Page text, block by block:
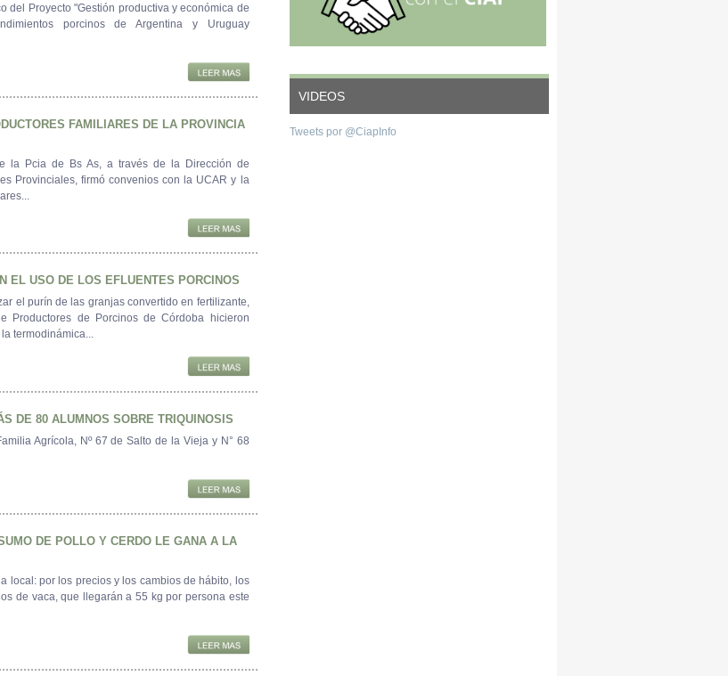
del Proyecto "Gestión productiva y económica de
porcinos de Argentina y Uruguay
FAMILIARES DE LA PROVINCIA
la Pcia de Bs As, a través de la Dirección de
Provinciales, firmó convenios con la UCAR y la
EL USO DE LOS EFLUENTES PORCINOS
el purín de las granjas convertido en fertilizante,
Productores de Porcinos de Córdoba hicieron
termodinámica...
DE 80 ALUMNOS SOBRE TRIQUINOSIS
Agrícola, Nº 67 de Salto de la Vieja y N° 68
DE POLLO Y CERDO LE GANA A LA
local: por los precios y los cambios de hábito, los
de vaca, que llegarán a 55 kg por persona este
VIDEOS
Tweets por @CiapInfo